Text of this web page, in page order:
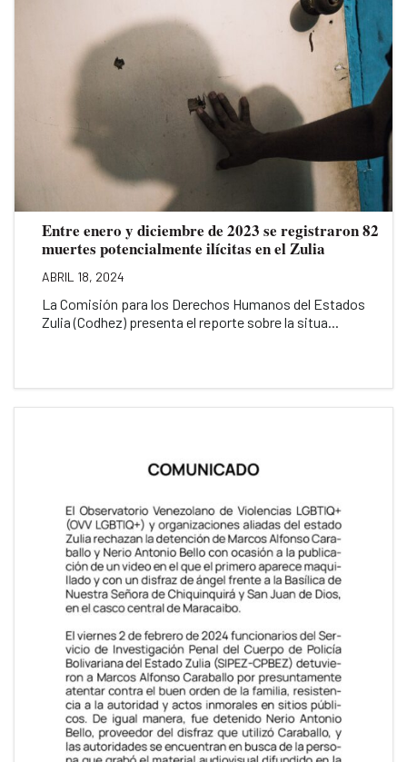
Entre enero y diciembre de 2023 se registraron 82
muertes potencialmente ilícitas en el Zulia
ABRIL 18, 2024
La Comisión para los Derechos Humanos del Estados
Zulia (Codhez) presenta el reporte sobre la situa...